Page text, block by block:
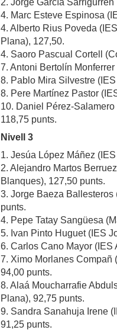
4. Marc Esteve Espinosa
4. Alberto Rius Poveda
Plana), 127,50.
4. Saoro Pascual Cortell
7. Antoni Bertolín
8. Pablo Mira Silvestre
8. Pere Martínez Pastor
10. Daniel Pérez-
118,75 punts.
Nivell 3
1. Jesúa López Máñez
2. Alejandro Martos
Blanques), 127,50 punts.
3. Jorge Baeza
punts.
4. Pepe Tatay Sangüesa
5. Ivan Pinto Huguet (IES
6. Carlos Cano Mayor (IES
7. Ximo Morlanes Compañ
94,00 punts.
8. Alaá Moucharrafie
Plana), 92,75 punts.
9. Sandra Sanahuja Irene
91,25 punts.